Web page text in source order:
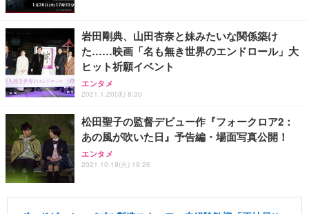
岩田剛典、山田杏奈と妹みたいな関係築け
た……映画「名も無き世界のエンドロール」大
ヒット祈願イベント
エンタメ
2021.1.20(水) 8:30
松田聖子の監督デビュー作『フォークロア2：
あの風が吹いた日』予告編・場面写真公開！
エンタメ
2021.10.19(火) 19:26